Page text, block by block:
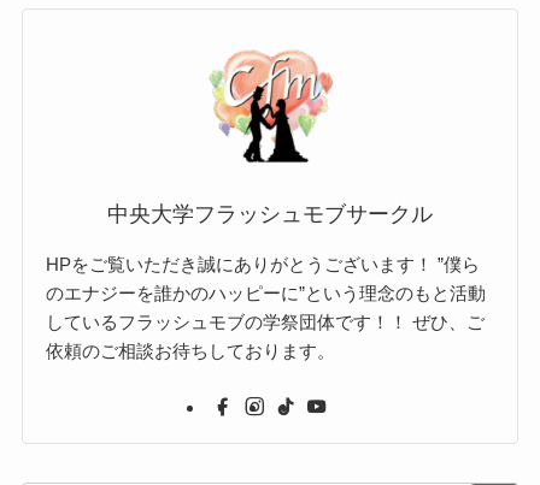
中央大学フラッシュモブサークル
HPをご覧いただき誠にありがとうございます！ ”僕ら
のエナジーを誰かのハッピーに”という理念のもと活動
しているフラッシュモブの学祭団体です！！ ぜひ、ご
依頼のご相談お待ちしております。